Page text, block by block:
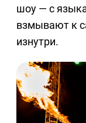
шоу — с
взмывают к
изнутри.